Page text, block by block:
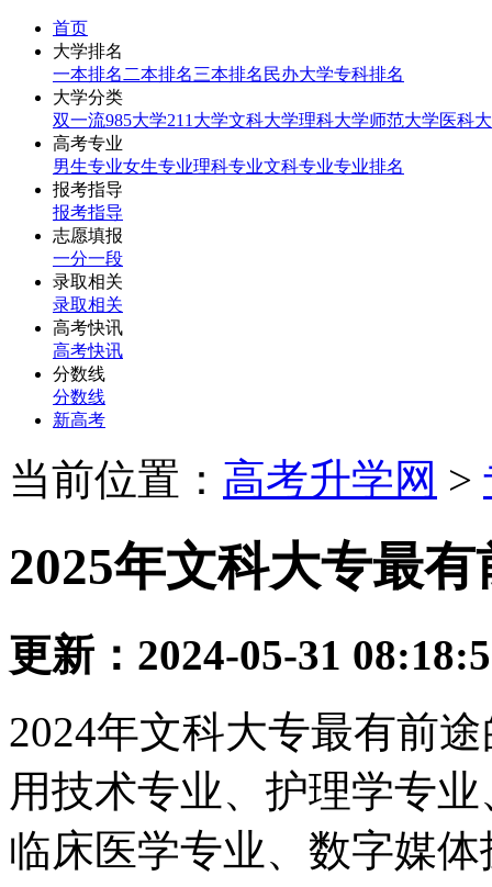
首页
大学排名
一本排名 二本排名三本排名 民办大学专科排名
大学分类
双一流985大学211大学文科大学理科大学师范大学医科
高考专业
男生专业女生专业理科专业文科专业专业排名
报考指导
报考指导
志愿填报
一分一段
录取相关
录取相关
高考快讯
高考快讯
分数线
分数线
新高考
当前位置： 高考升学网 >
2025年文科大专最
更新：2024-05-31
2024年文科大专最有前
用技术专业、护理学专
临床医学专业、数字媒